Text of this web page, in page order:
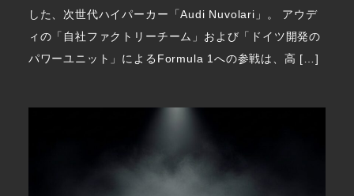
した、次世代ハイパーカー「Audi Nuvolari」。 アウデ
ィの「自社ファクトリーチーム」および「ドイツ開発の
パワーユニット」によるFormula 1への参戦は、高 […]